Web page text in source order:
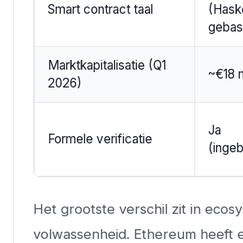
Smart contract taal
Marktkapitalisatie (Q1
2026)
~€18
Formele verificatie
Ja
Het grootste verschil zit in
volwassenheid. Ethereum heeft